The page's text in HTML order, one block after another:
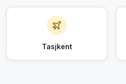
Tasjkent